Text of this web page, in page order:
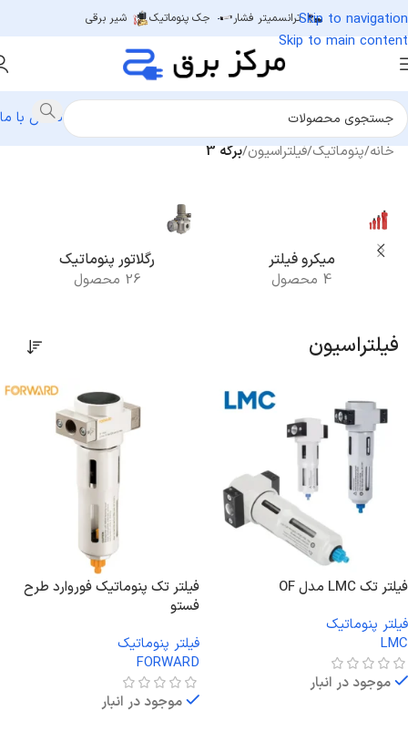
Skip to navigation
Skip to main content
ترانسمیتر فشار جک پنوماتیک شیر برقی
تماس با ما
خانه/پنوماتیک/فیلتراسیون/برگه 3
میکرو فیلتر
4 محصول
رگلاتور پنوماتیک
26 محصول
فیلتراسیون
فیلتر تک LMC مدل OF
فیلتر پنوماتیک
LMC
موجود در انبار
فیلتر تک پنوماتیک فوروارد طرح
فستو
فیلتر پنوماتیک
FORWARD
موجود در انبار